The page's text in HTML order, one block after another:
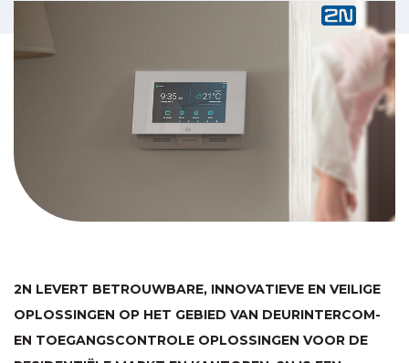
2N LEVERT BETROUWBARE, INNOVATIEVE EN VEILIGE
OPLOSSINGEN OP HET GEBIED VAN DEURINTERCOM-
EN TOEGANGSCONTROLE OPLOSSINGEN VOOR DE